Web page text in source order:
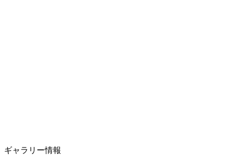
ギャラリー情報